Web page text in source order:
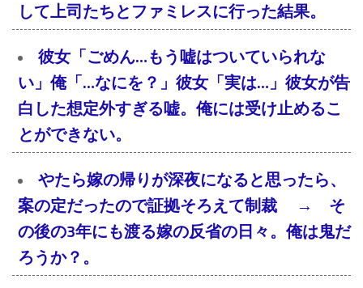
して上司たちとファミレスに行った結果。
彼女「ごめん…もう嘘はついていられな
い」俺「…なにを？」彼女「実は…」彼女が告
白した想定外すぎる嘘。俺には受け止めるこ
とができない。
やたら嫁の帰りが深夜になると思ったら、
案の定だったので証拠そろえて制裁 → そ
の後の3年にも渡る嫁の反省の日々。俺は鬼だ
ろうか？。